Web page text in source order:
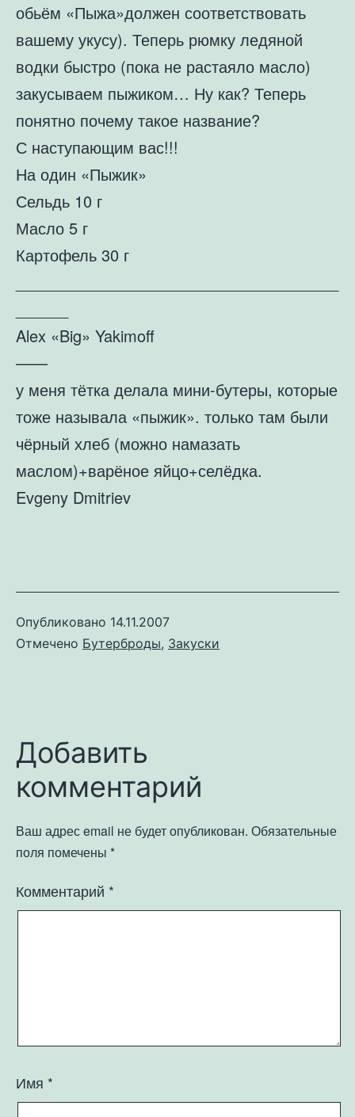
обьём «Пыжа»должен соответствовать
вашему укусу). Теперь рюмку ледяной
водки быстро (пока не растаяло масло)
закусываем пыжиком… Ну как? Теперь
понятно почему такое название?
С наступающим вас!!!
На один «Пыжик»
Сельдь 10 г
Масло 5 г
Картофель 30 г
Alex «Big» Yakimoff
——
у меня тётка делала мини-бутеры, которые
тоже называла «пыжик». только там были
чёрный хлеб (можно намазать
маслом)+варёное яйцо+селёдка.
Evgeny Dmitriev
Опубликовано 14.11.2007
Отмечено Бутерброды, Закуски
Добавить
комментарий
Ваш адрес email не будет опубликован. Обязательные
поля помечены *
Комментарий *
Имя *